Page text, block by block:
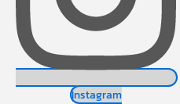
Instagram